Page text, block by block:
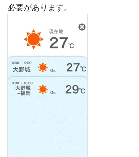
必要があります。